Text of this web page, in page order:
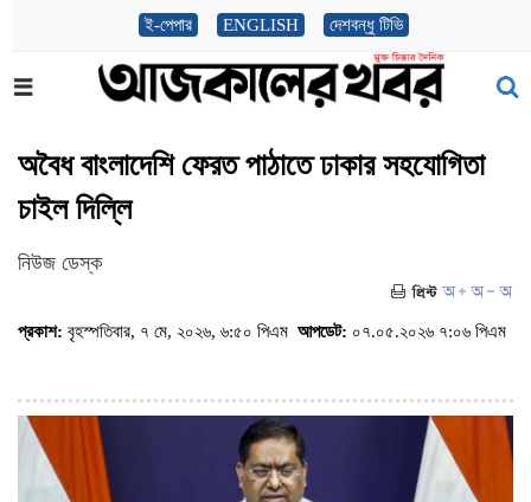
ই-পেপার ENGLISH দেশবন্ধু টিভি
অবৈধ বাংলাদেশি ফেরত পাঠাতে ঢাকার সহযোগিতা
চাইল দিল্লি
নিউজ ডেস্ক
প্রকাশ: বৃহস্পতিবার, ৭ মে, ২০২৬, ৬:৫০ পিএম আপডেট: ০৭.০৫.২০২৬ ৭:০৬ পিএম